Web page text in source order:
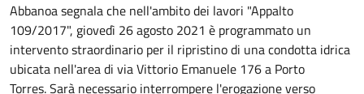
Abbanoa segnala che nell'ambito dei lavori "Appalto
109/2017", giovedì 26 agosto 2021 è programmato un
intervento straordinario per il ripristino di una condotta idrica
ubicata nell'area di via Vittorio Emanuele 176 a Porto
Torres. Sarà necessario interrompere l'erogazione verso